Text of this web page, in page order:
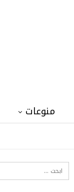
منوعات